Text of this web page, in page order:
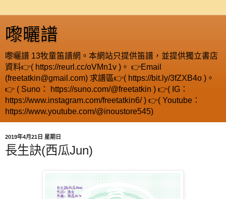
嚟曬譜
嚟曬譜 13牧童笛譜網。本網站只提供笛譜，並提供獨立書店
資料👉( https://reurl.cc/oVMn1v )。 👉Email
(freetatkin@gmail.com) 求譜區👉( https://bit.ly/3fZXB4o )。
👉 ( Suno： https://suno.com/@freetatkin ) 👉( IG：
https://www.instagram.com/freetatkin6/ ) 👉( Youtube：
https://www.youtube.com/@inoustore545)
2019年4月21日 星期日
長生訣(西瓜Jun)